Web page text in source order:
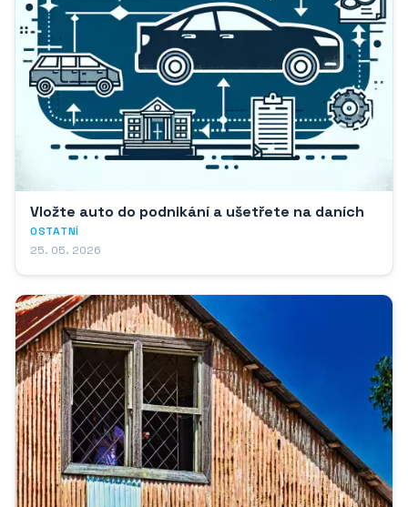
Vložte auto do podnikání a ušetřete na daních
OSTATNÍ
25. 05. 2026